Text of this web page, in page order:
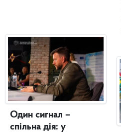
Один сигнал –
спільна дія: у